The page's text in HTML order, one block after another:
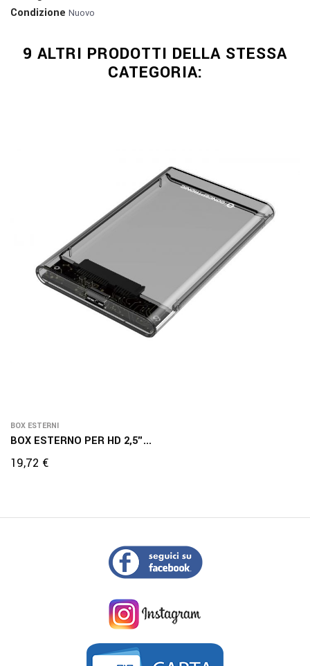
Condizione Nuovo
9 ALTRI PRODOTTI DELLA STESSA
CATEGORIA:
BOX ESTERNI
BOX ESTERNO PER HD 2,5"...
Prezzo
19,72 €